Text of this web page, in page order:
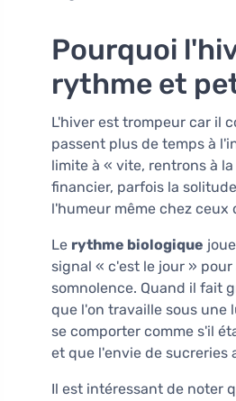
Pourquoi
rythme et
L'hiver est trompeur car il
passent plus de temps à
limite à « vite, rentrons à
financier, parfois la
l'humeur même chez
Le rythme biologique
signal « c'est le jour »
somnolence. Quand il fait
que l'on travaille sous une
se comporter comme s'il
et que l'envie de sucreries
Il est intéressant de noter